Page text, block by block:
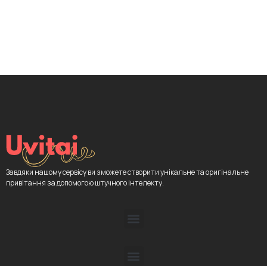
Завдяки нашому сервісу ви зможете створити унікальне та оригінальне
привітання за допомогою штучного інтелекту.